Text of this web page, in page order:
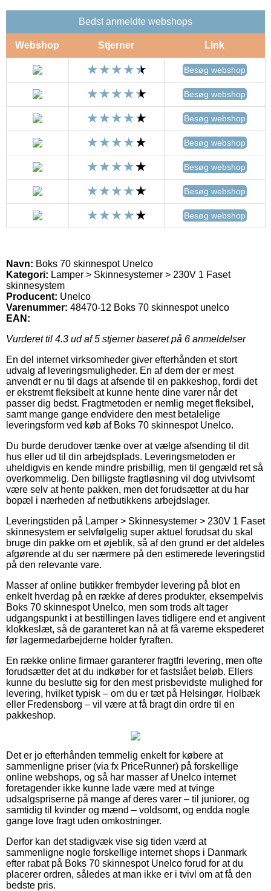
Bedst anmeldte webshops
Webshop Stjerner Link
Besøg webshop
Besøg webshop
Besøg webshop
Besøg webshop
Besøg webshop
Besøg webshop
Besøg webshop
Navn: Boks 70 skinnespot Unelco
Kategori: Lamper > Skinnesystemer > 230V 1 Faset
skinnesystem
Producent: Unelco
Varenummer: 48470-12 Boks 70 skinnespot unelco
EAN:
Vurderet til 4.3 ud af 5 stjerner baseret på 6 anmeldelser
En del internet virksomheder giver efterhånden et stort
udvalg af leveringsmuligheder. En af dem der er mest
anvendt er nu til dags at afsende til en pakkeshop, fordi det
er ekstremt fleksibelt at kunne hente dine varer når det
passer dig bedst. Fragtmetoden er nemlig meget fleksibel,
samt mange gange endvidere den mest betalelige
leveringsform ved køb af Boks 70 skinnespot Unelco.
Du burde derudover tænke over at vælge afsending til dit
hus eller ud til din arbejdsplads. Leveringsmetoden er
uheldigvis en kende mindre prisbillig, men til gengæld ret så
overkommelig. Den billigste fragtløsning vil dog utvivlsomt
være selv at hente pakken, men det forudsætter at du har
bopæl i nærheden af netbutikkens arbejdslager.
Leveringstiden på Lamper > Skinnesystemer > 230V 1 Faset
skinnesystem er selvfølgelig super aktuel forudsat du skal
bruge din pakke om et øjeblik, så af den grund er det aldeles
afgørende at du ser nærmere på den estimerede leveringstid
på den relevante vare.
Masser af online butikker frembyder levering på blot en
enkelt hverdag på en række af deres produkter, eksempelvis
Boks 70 skinnespot Unelco, men som trods alt tager
udgangspunkt i at bestillingen laves tidligere end et angivent
klokkeslæt, så de garanteret kan nå at få varerne ekspederet
før lagermedarbejderne holder fyraften.
En række online firmaer garanterer fragtfri levering, men ofte
forudsætter det at du indkøber for et fastslået beløb. Ellers
kunne du beslutte sig for den mest prisbevidste mulighed for
levering, hvilket typisk – om du er tæt på Helsingør, Holbæk
eller Fredensborg – vil være at få bragt din ordre til en
pakkeshop.
Det er jo efterhånden temmelig enkelt for købere at
sammenligne priser (via fx PriceRunner) på forskellige
online webshops, og så har masser af Unelco internet
foretagender ikke kunne lade være med at tvinge
udsalgspriserne på mange af deres varer – til juniorer, og
samtidig til kvinder og mænd – voldsomt, og endda nogle
gange love fragt uden omkostninger.
Derfor kan det stadigvæk vise sig tiden værd at
sammenligne nogle forskellige internet shops i Danmark
efter rabat på Boks 70 skinnespot Unelco forud for at du
placerer ordren, således at man ikke er i tvivl om at få den
bedste pris.